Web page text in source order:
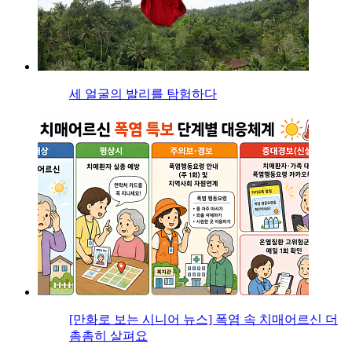
세 얼굴의 발리를 탐험하다
[만화로 보는 시니어 뉴스] 폭염 속 치매어르신 더
촘촘히 살펴요